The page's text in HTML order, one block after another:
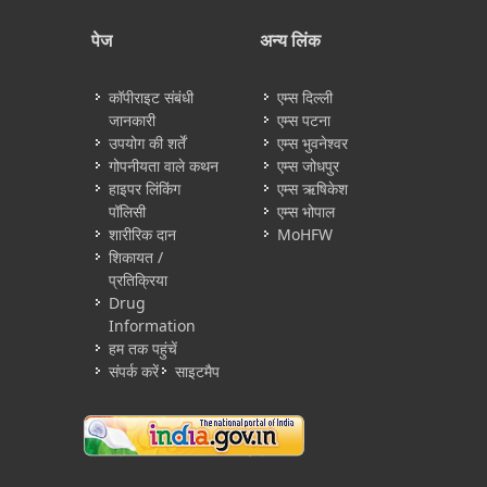
पेज
कॉपीराइट संबंधी
जानकारी
उपयोग की शर्तें
गोपनीयता वाले कथन
हाइपर लिंकिंग
पॉलिसी
शारीरिक दान
शिकायत /
प्रतिक्रिया
Drug
Information
हम तक पहुंचें
संपर्क करें
साइटमैप
अन्य लिंक
एम्स दिल्ली
एम्स पटना
एम्स भुवनेश्वर
एम्स जोधपुर
एम्स ऋषिकेश
एम्स भोपाल
MoHFW